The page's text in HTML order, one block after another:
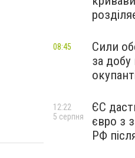
Сили
за добу
08:45
ЄС
євро з
РФ
12:22
5 серпня